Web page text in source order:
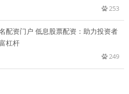
253
配资门户 低息股票配资：助力投资者
杠杆
249